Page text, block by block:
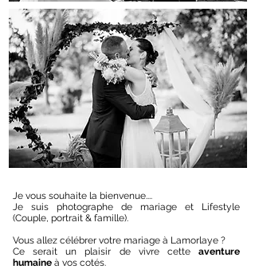
Je vous souhaite la bienvenue....
Je suis photographe de mariage et Lifestyle
(Couple, portrait & famille).
Vous allez célébrer votre mariage à Lamorlaye ?
Ce serait un plaisir de vivre cette aventure
humaine à vos cotés.